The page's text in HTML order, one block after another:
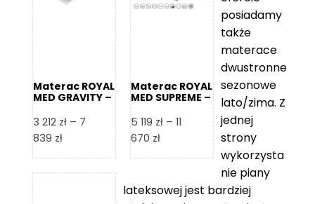
Materac ROYAL
MED GRAVITY –
3 212 zł – 7
839 złZakres
od
Materac ROYAL
MED SUPREME –
5 119 zł – 11
670 złZakres
5
posiadamy
także
materace
dwustronne
sezonowe
lato/zima. Z
jednej
strony
wykorzysta
nie piany
lateksowej jest bardziej